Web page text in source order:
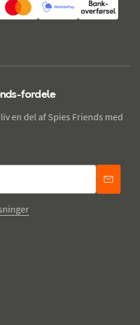
fordele
en del af Spies Friends med